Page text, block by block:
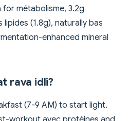
métabolisme, 3.2g
(1.8g), naturally bas
enhanced mineral
rava idli?
(7-9 AM) to start light.